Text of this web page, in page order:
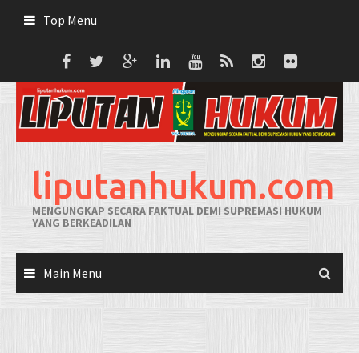
Top Menu
liputanhukum.com
MENGUNGKAP SECARA FAKTUAL DEMI SUPREMASI HUKUM
YANG BERKEADILAN
Main Menu